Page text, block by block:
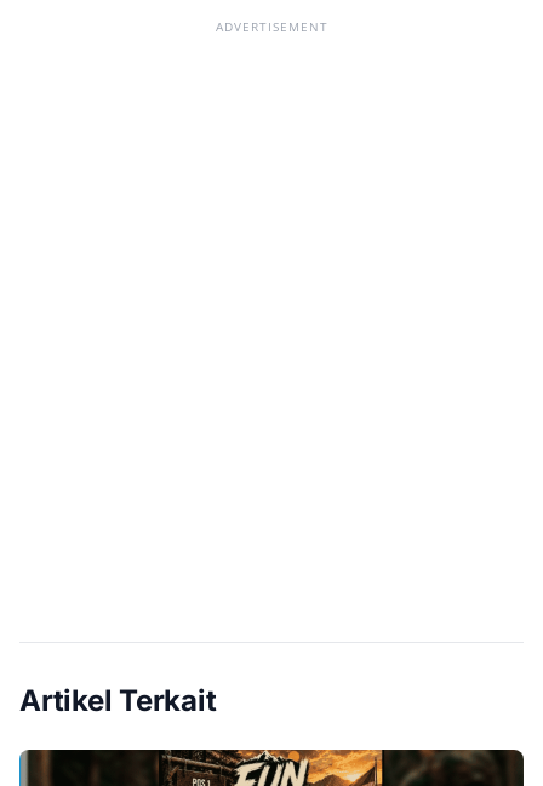
ADVERTISEMENT
Artikel Terkait